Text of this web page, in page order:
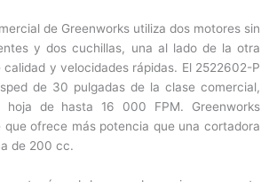
de Greenworks utiliza dos motores sin
y dos cuchillas, una al lado de la otra
y velocidades rápidas. El 2522602-P
de 30 pulgadas de la clase comercial,
hoja de hasta 16 000 FPM. Greenworks
que ofrece más potencia que una cortadora
de 200 cc.